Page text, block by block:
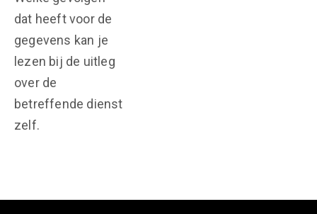
dat heeft voor de
gegevens kan je
lezen bij de uitleg
over de
betreffende dienst
zelf.